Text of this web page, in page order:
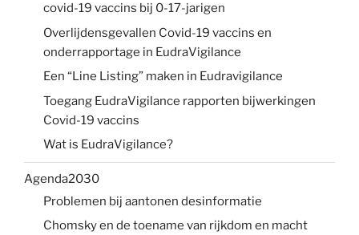
covid-19 vaccins bij 0-17-jarigen
Overlijdensgevallen Covid-19 vaccins en
onderrapportage in EudraVigilance
Een “Line Listing” maken in Eudravigilance
Toegang EudraVigilance rapporten bijwerkingen
Covid-19 vaccins
Wat is EudraVigilance?
Agenda2030
Problemen bij aantonen desinformatie
Chomsky en de toename van rijkdom en macht